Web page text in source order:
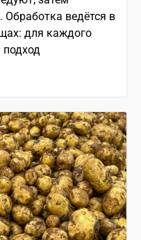
Обработка ведётся в
для каждого